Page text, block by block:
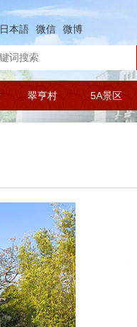
日本語 微信 微博
翠亨村 5A景区